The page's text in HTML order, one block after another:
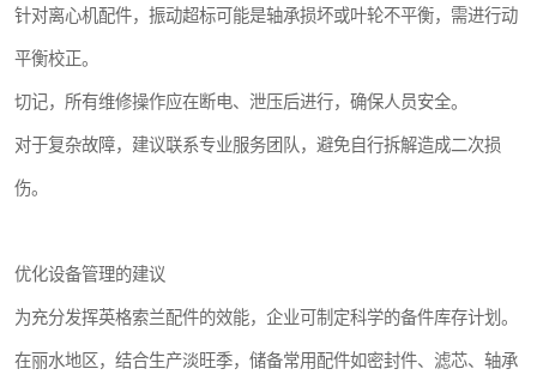
针对离心机配件，振动超标可能是轴承损坏或叶轮不平衡，需进行动
平衡校正。
切记，所有维修操作应在断电、泄压后进行，确保人员安全。
对于复杂故障，建议联系专业服务团队，避免自行拆解造成二次损
伤。
优化设备管理的建议
为充分发挥英格索兰配件的效能，企业可制定科学的备件库存计划。
在丽水地区，结合生产淡旺季，储备常用配件如密封件、滤芯、轴承